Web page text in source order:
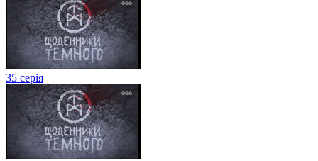
35 серія